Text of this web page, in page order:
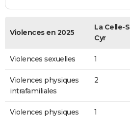
Violences en 2025
La Celle-
Cyr
Violences sexuelles 1
Violences physiques
intrafamiliales
2
Violences physiques
1